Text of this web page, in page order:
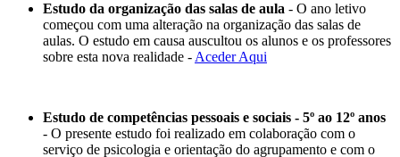
Estudo da organização das salas de aula - O ano letivo
começou com uma alteração na organização das salas de
aulas. O estudo em causa auscultou os alunos e os professores
sobre esta nova realidade - Aceder Aqui
Estudo de competências pessoais e sociais - 5º ao 12º anos
- O presente estudo foi realizado em colaboração com o
serviço de psicologia e orientação do agrupamento e com o